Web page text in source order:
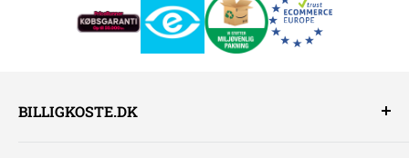
BILLIGKOSTE.DK